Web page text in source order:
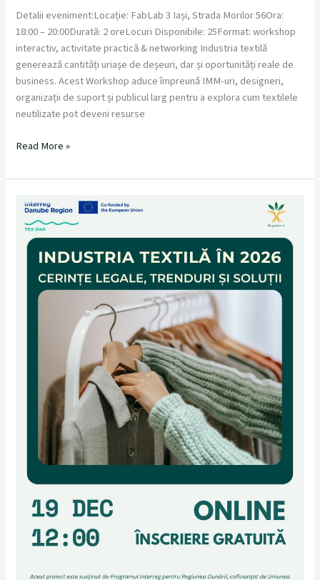
Detalii eveniment:Locație: FabLab 3 Iași, Strada Morilor 56Ora:
18:00 – 20:00Durată: 2 oreLocuri Disponibile: 25Format: workshop
interactiv, activitate practică & networking Industria textilă
generează cantități uriașe de deșeuri, dar și oportunități reale de
business. Acest Workshop aduce împreună IMM-uri, designeri,
organizații de suport și publicul larg pentru a explora cum textilele
neutilizate pot deveni resurse
Read More »
Workshop
Gratuit:
Industria
textilă
pentru
competitive